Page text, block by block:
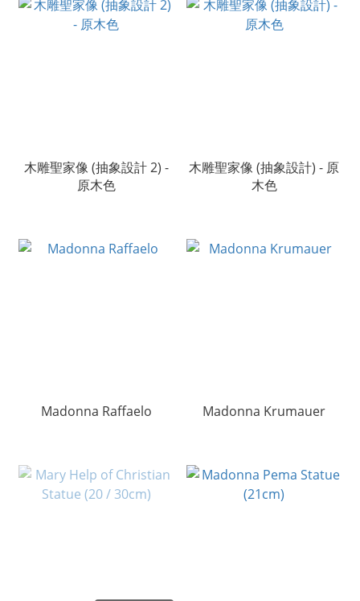
木雕聖家像 (抽象設計 2) -
原木色
木雕聖家像 (抽象設計) - 原
木色
Madonna Raffaelo Madonna Krumauer